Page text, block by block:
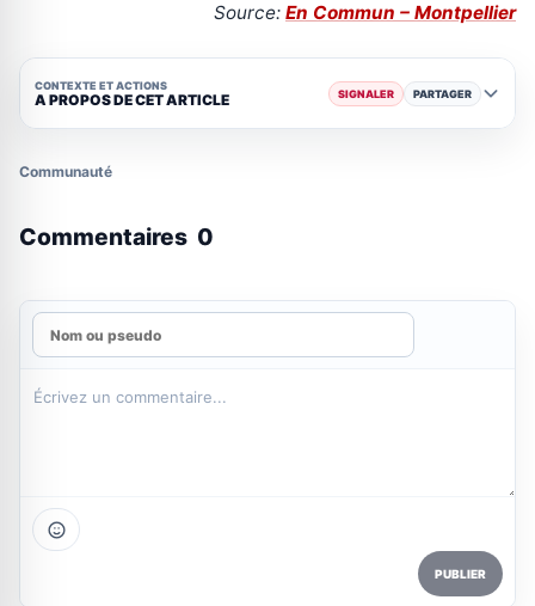
Source: En Commun – Montpellier
CONTEXTE ET ACTIONS
A PROPOS DE CET ARTICLE SIGNALER PARTAGER
Communauté
Commentaires 0
PUBLIER